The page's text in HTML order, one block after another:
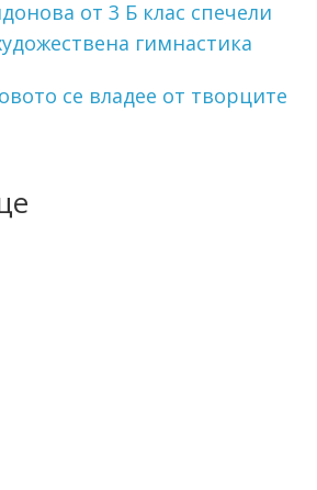
от 3 Б клас спечели
гимнастика
се владее от творците